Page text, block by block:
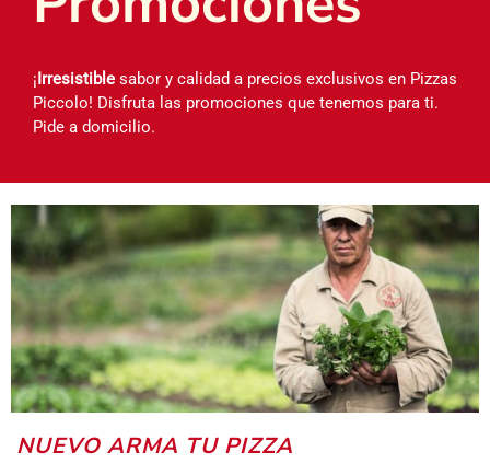
¡Irresistiblesabor y calidad a precios exclusivos en Pizzas
Piccolo! Disfruta las promociones que tenemos para ti.
Pide a domicilio.
NUEVO ARMA TU PIZZA